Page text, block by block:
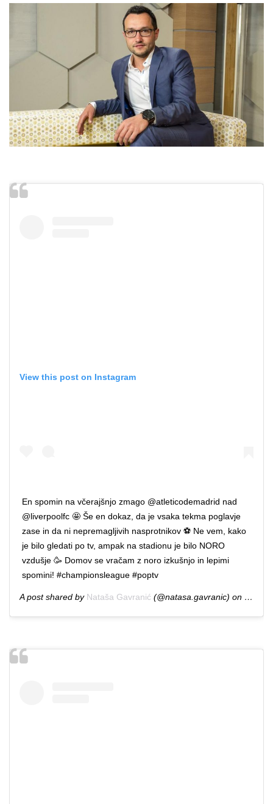
View this post on Instagram
En spomin na včerajšnjo zmago @atleticodemadrid nad
@liverpoolfc 🤩 Še en dokaz, da je vsaka tekma poglavje
zase in da ni nepremagljivih nasprotnikov ⚽️ Ne vem, kako
je bilo gledati po tv, ampak na stadionu je bilo NORO
vzdušje 🥳 Domov se vračam z noro izkušnjo in lepimi
spomini! #championsleague #poptv
A post shared by Nataša Gavranić (@natasa.gavranic) on Feb